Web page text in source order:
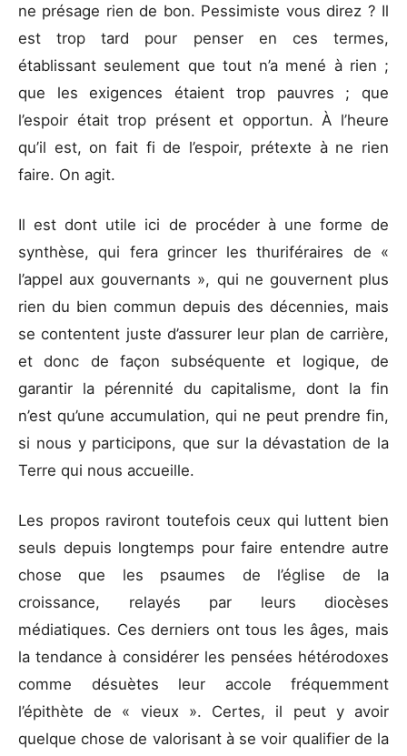
ne présage rien de bon. Pessimiste vous direz ? Il
est trop tard pour penser en ces termes,
établissant seulement que tout n’a mené à rien ;
que les exigences étaient trop pauvres ; que
l’espoir était trop présent et opportun. À l’heure
qu’il est, on fait fi de l’espoir, prétexte à ne rien
faire. On agit.
Il est dont utile ici de procéder à une forme de
synthèse, qui fera grincer les thuriféraires de «
l’appel aux gouvernants », qui ne gouvernent plus
rien du bien commun depuis des décennies, mais
se contentent juste d’assurer leur plan de carrière,
et donc de façon subséquente et logique, de
garantir la pérennité du capitalisme, dont la fin
n’est qu’une accumulation, qui ne peut prendre fin,
si nous y participons, que sur la dévastation de la
Terre qui nous accueille.
Les propos raviront toutefois ceux qui luttent bien
seuls depuis longtemps pour faire entendre autre
chose que les psaumes de l’église de la
croissance, relayés par leurs diocèses
médiatiques. Ces derniers ont tous les âges, mais
la tendance à considérer les pensées hétérodoxes
comme désuètes leur accole fréquemment
l’épithète de « vieux ». Certes, il peut y avoir
quelque chose de valorisant à se voir qualifier de la